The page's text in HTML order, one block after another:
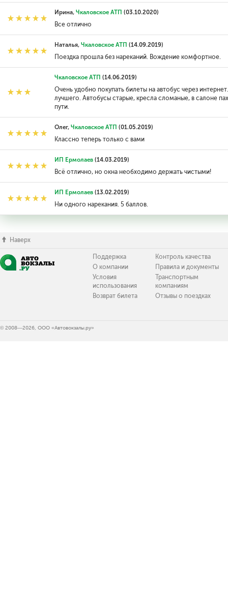
Ирина, Чкаловское АТП (03.10.2020)
Все отлично
Наталья, Чкаловское АТП (14.09.2019)
Поездка прошла без нареканий. Вождение комфортное.
Чкаловское АТП (14.06.2019)
Очень удобно покупать билеты на автобус через
лучшего. Автобусы старые, кресла сломаные, в салоне
пути.
Олег, Чкаловское АТП (01.05.2019)
Классно теперь только с вами
ИП Ермолаев(14.03.2019)
Всё отлично, но окна необходимо держать чистыми!
ИП Ермолаев(13.02.2019)
Ни одного нарекания. 5 баллов.
Наверх
Поддержка
О компании
Условия
использования
Возврат билета
Контроль качества
Правила и документы
Транспортным
компаниям
Отзывы о поездках
© 2008—2026, ООО «Автовокзалы.ру»